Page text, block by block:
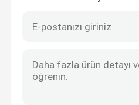
Temperli Cam Masa